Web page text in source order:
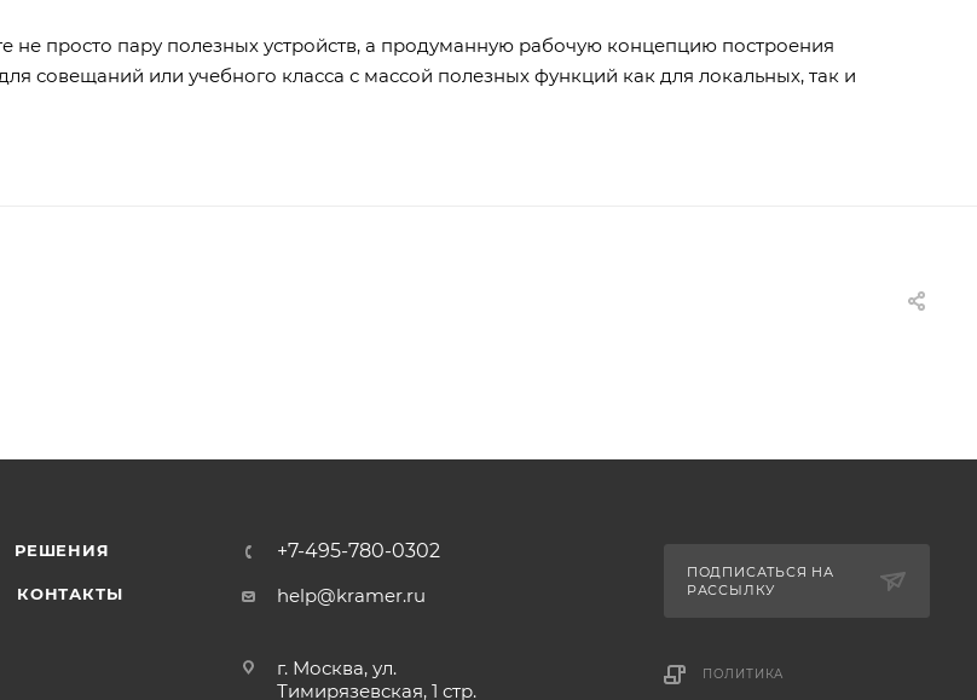
не просто пару полезных устройств, а продуманную рабочую концепцию построения
совещаний или учебного класса с массой полезных функций как для локальных, так и
РЕШЕНИЯ
КОНТАКТЫ
+7-495-780-0302
help@kramer.ru
г. Москва, ул.
Тимирязевская, 1 стр.
ПОДПИСАТЬСЯ НА
РАССЫЛКУ
ПОЛИТИКА